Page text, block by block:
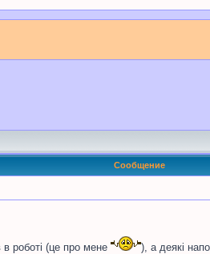
Сообщение
в роботі (це про мене ), а деякі